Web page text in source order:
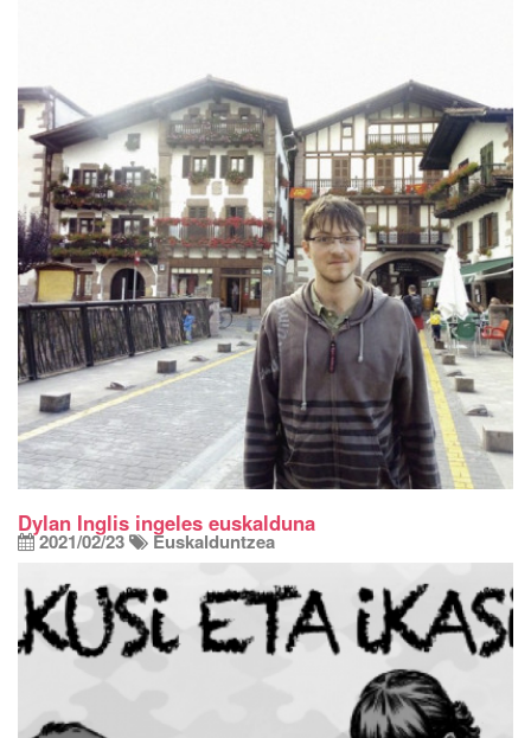
Dylan Inglis ingeles euskalduna
2021/02/23 Euskalduntzea